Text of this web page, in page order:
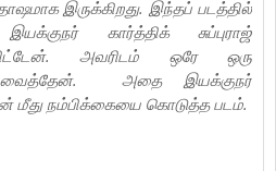
இருக்கிறது. இந்தப் படத்தில்
கார்த்திக் சுப்புராஜ்
அவரிடம் ஒரே ஒரு
அதை இயக்குநர்
மீது நம்பிக்கையை கொடுத்த படம்.